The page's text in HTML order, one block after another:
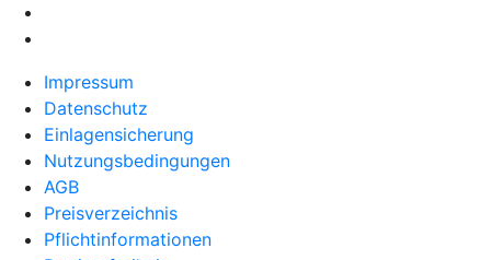
Impressum
Datenschutz
Einlagensicherung
Nutzungsbedingungen
AGB
Preisverzeichnis
Pflichtinformationen